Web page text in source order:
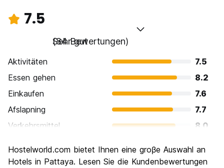
7.5
Sehr gut
(84 Bewertungen)
Aktivitäten
7.5
Essen gehen
8.2
Einkaufen
7.6
Afslapning
7.7
Verkehrsmittel
8.0
Kultur
5.9
Hostelworld.com bietet Ihnen eine groβe Auswahl an
Hotels in Pattaya. Lesen Sie die Kundenbewertungen